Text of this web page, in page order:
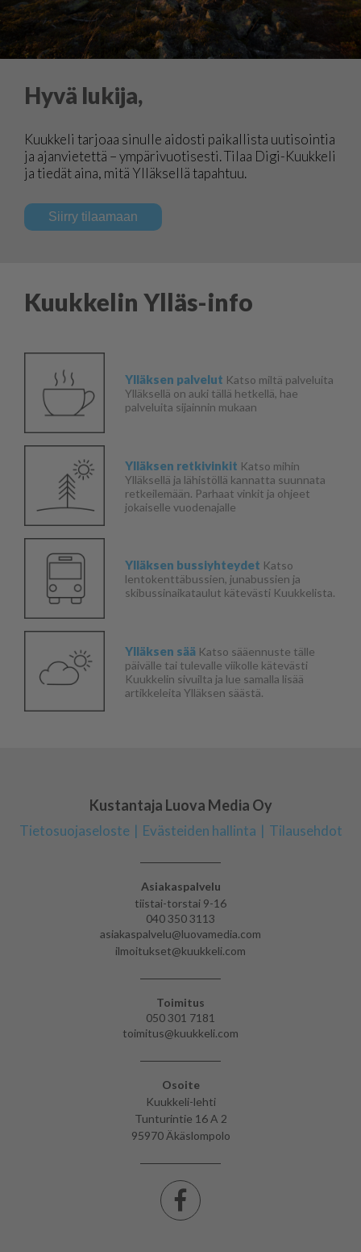
Hyvä lukija,
Kuukkeli tarjoaa sinulle aidosti paikallista uutisointia
ja ajanvietettä – ympärivuotisesti. Tilaa Digi-Kuukkeli
ja tiedät aina, mitä Ylläksellä tapahtuu.
Siirry tilaamaan
Kuukkelin Ylläs-info
Ylläksen palvelut Katso miltä palveluita
Ylläksellä on auki tällä hetkellä, hae
palveluita sijainnin mukaan
Ylläksen retkivinkit Katso mihin
Ylläksellä ja lähistöllä kannatta suunnata
retkeilemään. Parhaat vinkit ja ohjeet
jokaiselle vuodenajalle
Ylläksen bussiyhteydet Katso
lentokenttäbussien, junabussien ja
skibussinaikataulut kätevästi Kuukkelista.
Ylläksen sää Katso sääennuste tälle
päivälle tai tulevalle viikolle kätevästi
Kuukkelin sivuilta ja lue samalla lisää
artikkeleita Ylläksen säästä.
Kustantaja Luova Media Oy
Tietosuojaseloste Evästeiden hallinta Tilausehdot
Asiakaspalvelu
tiistai-torstai 9-16
040 350 3113
asiakaspalvelu@luovamedia.com
ilmoitukset@kuukkeli.com
Toimitus
050 301 7181
toimitus@kuukkeli.com
Osoite
Kuukkeli-lehti
Tunturintie 16 A 2
95970 Äkäslompolo